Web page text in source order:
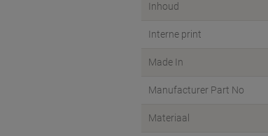
Inhoud
Interne print
Made In
Manufacturer Part No
Materiaal